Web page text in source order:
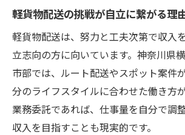
解説
軽貨物配送で自立を目指す形
較
業務委託と正社員の軽貨物配
ト
自立重視の軽貨物配送は業務
か
軽貨物配送の挑戦が自立に繋がる理
軽貨物配送は、努力と工夫次第で収入
立志向の方に向いています。神奈川県
市部では、ルート配送やスポット案件
分のライフスタイルに合わせた働き方
業務委託であれば、仕事量を自分で調
収入を目指すことも現実的です。